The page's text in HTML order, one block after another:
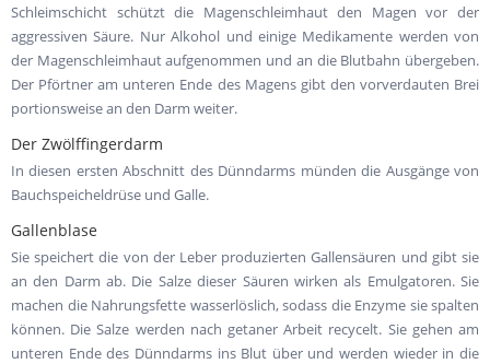
Schleimschicht schützt die Magenschleimhaut den Magen vor der
aggressiven Säure. Nur Alkohol und einige Medikamente werden von
der Magenschleimhaut aufgenommen und an die Blutbahn übergeben.
Der Pförtner am unteren Ende des Magens gibt den vorverdauten Brei
portionsweise an den Darm weiter.
Der Zwölffingerdarm
In diesen ersten Abschnitt des Dünndarms münden die Ausgänge von
Bauchspeicheldrüse und Galle.
Gallenblase
Sie speichert die von der Leber produzierten Gallensäuren und gibt sie
an den Darm ab. Die Salze dieser Säuren wirken als Emulgatoren. Sie
machen die Nahrungsfette wasserlöslich, sodass die Enzyme sie spalten
können. Die Salze werden nach getaner Arbeit recycelt. Sie gehen am
unteren Ende des Dünndarms ins Blut über und werden wieder in die